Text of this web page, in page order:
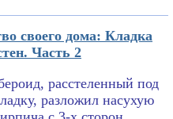
своего дома: Кладка
Часть 2
расстеленный под
разложил насухую